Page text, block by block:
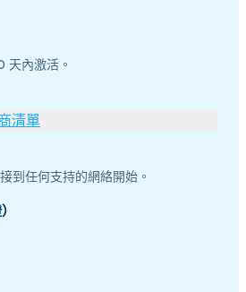
天內激活。
清單
到任何支持的網絡開始。